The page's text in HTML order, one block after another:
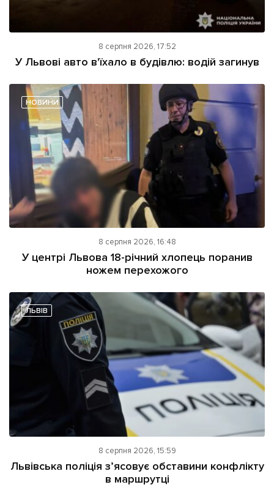
8 серпня 2026, 17:52
У Львові авто в'їхало в будівлю: водій загинув
НОВИНИ
8 серпня 2026, 16:48
У центрі Львова 18-річний хлопець поранив
ножем перехожого
ЛЬВІВ
8 серпня 2026, 15:59
Львівська поліція з’ясовує обставини конфлікту
в маршрутці